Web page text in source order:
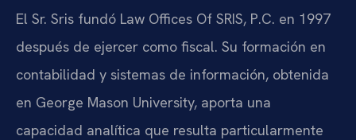
El Sr. Sris fundó Law Offices Of SRIS, P.C. en 1997
después de ejercer como fiscal. Su formación en
contabilidad y sistemas de información, obtenida
en George Mason University, aporta una
capacidad analítica que resulta particularmente